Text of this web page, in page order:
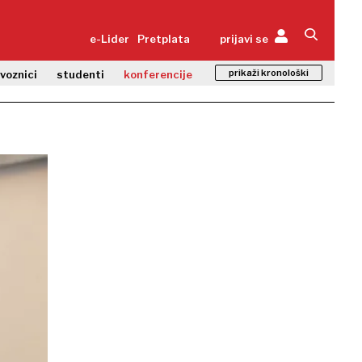
e-Lider Pretplata prijavi se
studenti konferencije prikaži kronološki